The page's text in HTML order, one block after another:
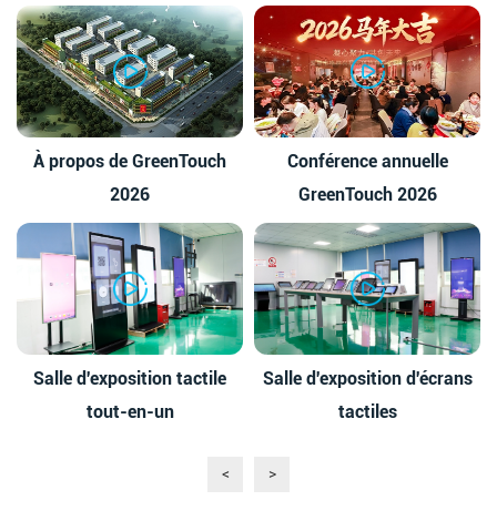
À propos de GreenTouch
2026
Conférence annuelle
GreenTouch 2026
Salle d'exposition tactile
tout-en-un
Salle d'exposition d'écrans
tactiles
< >